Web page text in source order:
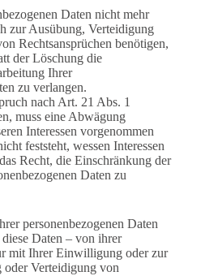
Daten nicht mehr
zur Ausübung, Verteidigung
Rechtsansprüchen benötigen,
der Löschung die
Ihrer
zu verlangen.
nach Art. 21 Abs. 1
muss eine Abwägung
Interessen vorgenommen
feststeht, wessen Interessen
Recht, die Einschränkung der
Daten zu
personenbezogenen Daten
Daten – von ihrer
mit Ihrer Einwilligung oder zur
oder Verteidigung von